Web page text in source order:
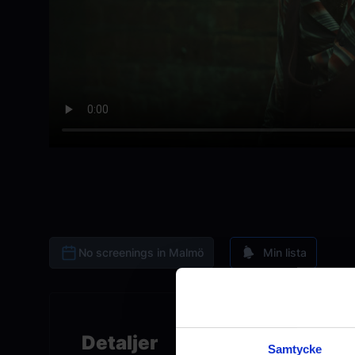
Samtycke
No screenings in Malmö Min lista
Detaljer